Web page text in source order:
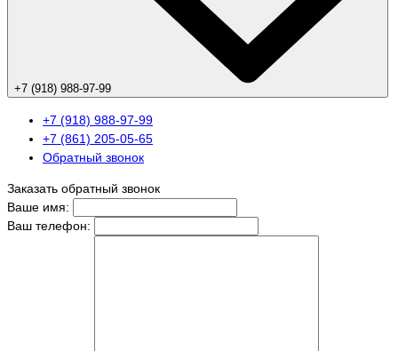
+7 (918) 988-97-99
+7 (918) 988-97-99
+7 (861) 205-05-65
Обратный звонок
Заказать обратный звонок
Ваше имя:
Ваш телефон: